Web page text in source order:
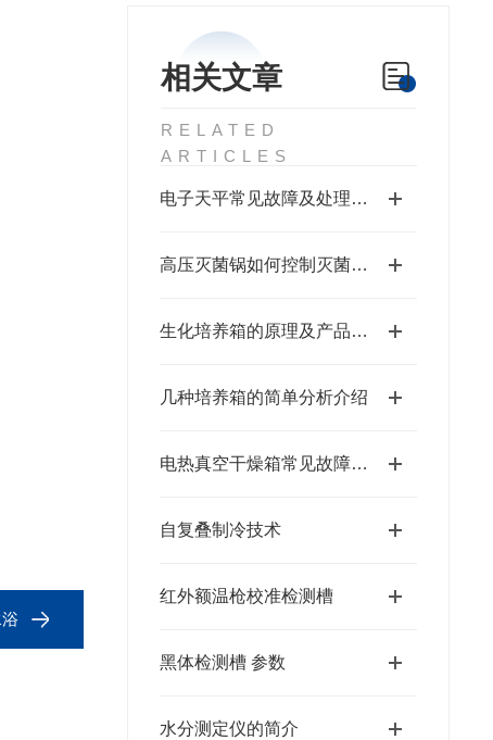
相关文章
RELATED
ARTICLES
电子天平常见故障及处理方法
高压灭菌锅如何控制灭菌时间？
生化培养箱的原理及产品特点
几种培养箱的简单分析介绍
电热真空干燥箱常见故障及排除方法
自复叠制冷技术
红外额温枪校准检测槽
黑体检测槽 参数
水分测定仪的简介